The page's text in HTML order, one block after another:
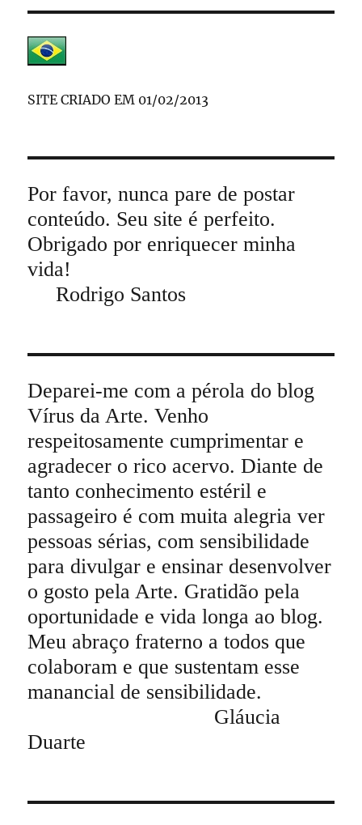
SITE CRIADO EM 01/02/2013
Por favor, nunca pare de postar
conteúdo. Seu site é perfeito.
Obrigado por enriquecer minha
vida!
Rodrigo Santos
Deparei-me com a pérola do blog
Vírus da Arte. Venho
respeitosamente cumprimentar e
agradecer o rico acervo. Diante de
tanto conhecimento estéril e
passageiro é com muita alegria ver
pessoas sérias, com sensibilidade
para divulgar e ensinar desenvolver
o gosto pela Arte. Gratidão pela
oportunidade e vida longa ao blog.
Meu abraço fraterno a todos que
colaboram e que sustentam esse
manancial de sensibilidade.
Gláucia
Duarte